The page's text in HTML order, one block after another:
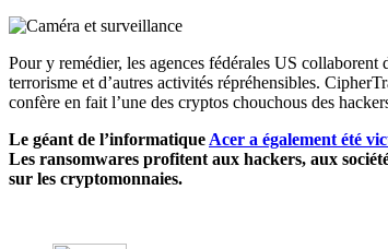
Pour y remédier, les agences fédérales US collaborent
terrorisme et d’autres activités répréhensibles.
confère en fait l’une des cryptos chouchous des
Le géant de l’informatiqueAcer a également été
Les ransomwares profitent aux hackers, aux
sur les cryptomonnaies.